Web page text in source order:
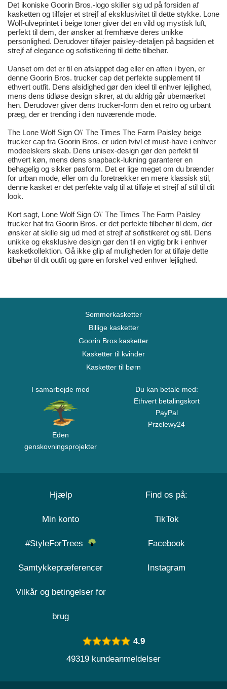
Det ikoniske Goorin Bros.-logo skiller sig ud på forsiden af
kasketten og tilføjer et strejf af eksklusivitet til dette stykke. Lone
Wolf-ulveprintet i beige toner giver det en vild og mystisk luft,
perfekt til dem, der ønsker at fremhæve deres unikke
personlighed. Derudover tilføjer paisley-detaljen på bagsiden et
strejf af elegance og sofistikering til dette tilbehør.
Uanset om det er til en afslappet dag eller en aften i byen, er
denne Goorin Bros. trucker cap det perfekte supplement til
ethvert outfit. Dens alsidighed gør den ideel til enhver lejlighed,
mens dens tidløse design sikrer, at du aldrig går ubemærket
hen. Derudover giver dens trucker-form den et retro og urbant
præg, der er trending i den nuværende mode.
The Lone Wolf Sign O\' The Times The Farm Paisley beige
trucker cap fra Goorin Bros. er uden tvivl et must-have i enhver
modeelskers skab. Dens unisex-design gør den perfekt til
ethvert køn, mens dens snapback-lukning garanterer en
behagelig og sikker pasform. Det er lige meget om du brænder
for urban mode, eller om du foretrækker en mere klassisk stil,
denne kasket er det perfekte valg til at tilføje et strejf af stil til dit
look.
Kort sagt, Lone Wolf Sign O\' The Times The Farm Paisley
trucker hat fra Goorin Bros. er det perfekte tilbehør til dem, der
ønsker at skille sig ud med et strejf af sofistikeret og stil. Dens
unikke og eksklusive design gør den til en vigtig brik i enhver
kasketkollektion. Gå ikke glip af muligheden for at tilføje dette
tilbehør til dit outfit og gøre en forskel ved enhver lejlighed.
Sommerkasketter
Billige kasketter
Goorin Bros kasketter
Kasketter til kvinder
Kasketter til børn
I samarbejde med
Eden
genskovningsprojekter
Du kan betale med:
Ethvert betalingskort
PayPal
Przelewy24
Hjælp
Min konto
#StyleForTrees
Samtykkepræferencer
Vilkår og betingelser for
brug
Find os på:
TikTok
Facebook
Instagram
4.9
49319 kundeanmeldelser